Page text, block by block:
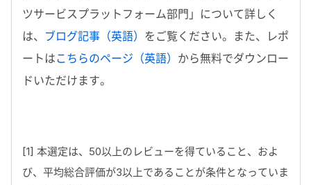
ツサービスプラットフォーム部門」について詳しく
は、 ブログ記事（英語） をご覧ください。また、レポ
ートはこちらのページ（英語） から無料でダウンロー
ドいただけます。
[1] 本選定は、50以上のレビューを得ていること、およ
び、平均総合評価が3以上であることが条件となっていま